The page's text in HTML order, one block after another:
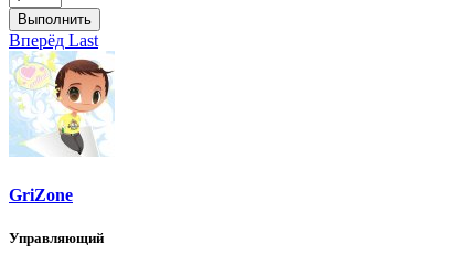
Выполнить
Вперёд Last
GriZone
Управляющий